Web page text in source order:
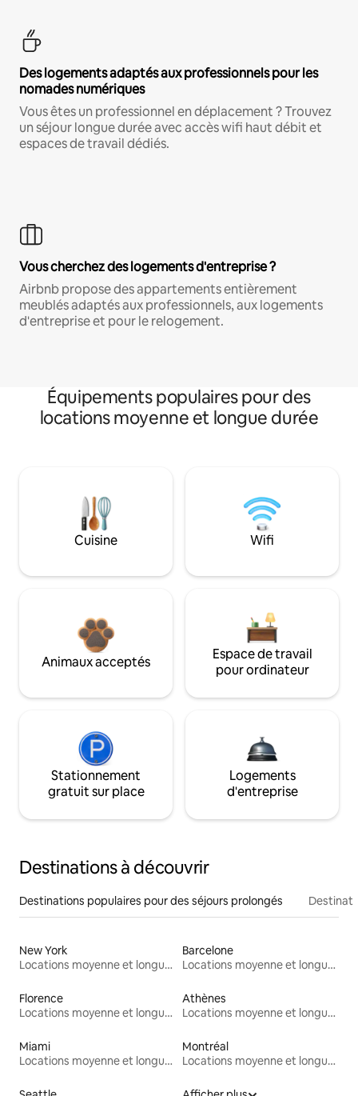
Des logements adaptés aux professionnels pour les
nomades numériques
Vous êtes un professionnel en déplacement ? Trouvez
un séjour longue durée avec accès wifi haut débit et
espaces de travail dédiés.
Vous cherchez des logements d'entreprise ?
Airbnb propose des appartements entièrement
meublés adaptés aux professionnels, aux logements
d'entreprise et pour le relogement.
Équipements populaires pour des
locations moyenne et longue durée
Cuisine Wifi
Animaux acceptés
Espace de travail
pour ordinateur
Stationnement
gratuit sur place
Logements
d'entreprise
Destinations à découvrir
Destinations populaires pour des séjours prolongés
New York
Locations moyenne et longue durée
Barcelone
Locations moyenne et longue durée
Florence
Locations moyenne et longue durée
Athènes
Locations moyenne et longue durée
Miami
Locations moyenne et longue durée
Montréal
Locations moyenne et longue durée